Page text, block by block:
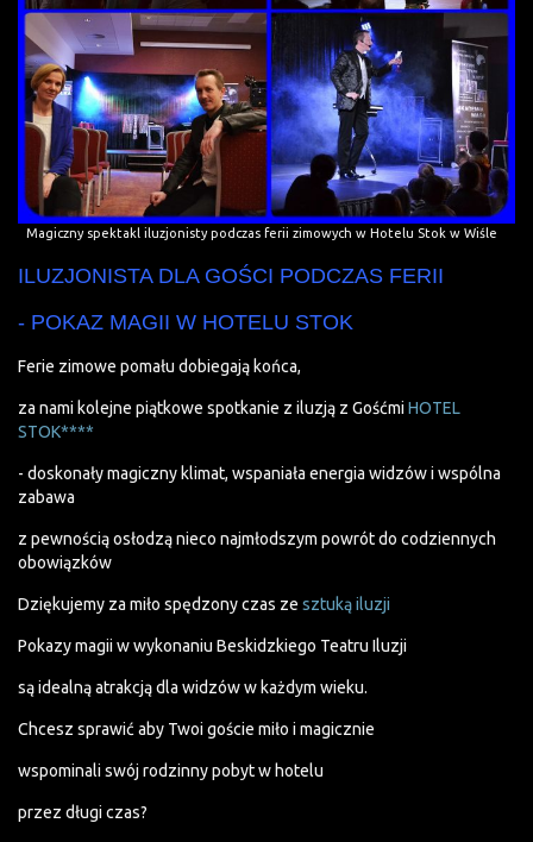
Magiczny spektakl iluzjonisty podczas ferii zimowych w Hotelu Stok w Wiśle
ILUZJONISTA DLA GOŚCI PODCZAS FERII
- POKAZ MAGII W HOTELU STOK
Ferie zimowe pomału dobiegają końca,
za nami kolejne piątkowe spotkanie z iluzją z Gośćmi HOTEL
STOK****
- doskonały magiczny klimat, wspaniała energia widzów i wspólna
zabawa
z pewnością osłodzą nieco najmłodszym powrót do codziennych
obowiązków
Dziękujemy za miło spędzony czas ze sztuką iluzji
Pokazy magii w wykonaniu Beskidzkiego Teatru Iluzji
są idealną atrakcją dla widzów w każdym wieku.
Chcesz sprawić aby Twoi goście miło i magicznie
wspominali swój rodzinny pobyt w hotelu
przez długi czas?